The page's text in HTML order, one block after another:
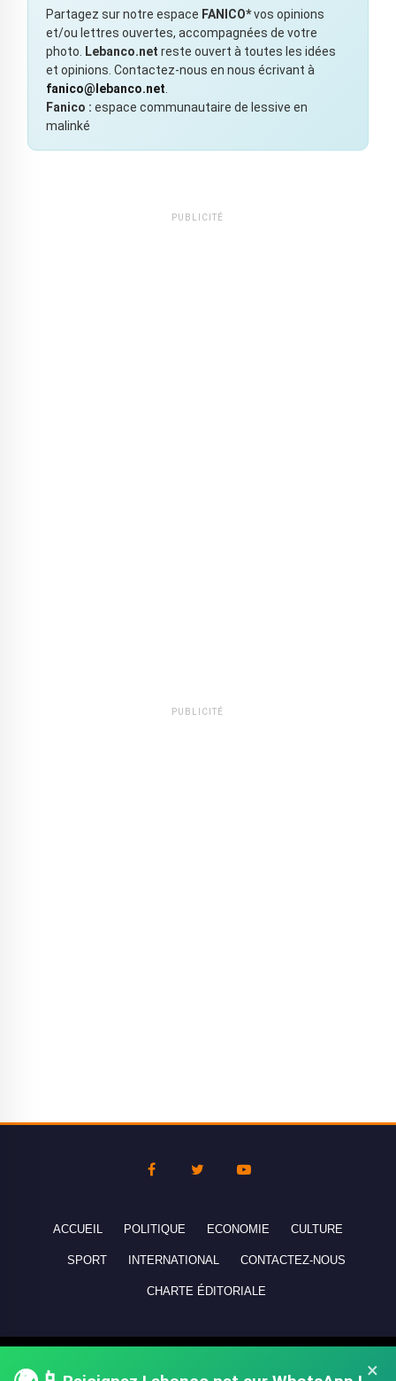
Partagez sur notre espace FANICO*vos opinions
et/ou lettres ouvertes, accompagnées de votre
photo.
Lebanco.net reste ouvert à toutes les idées
et opinions. Contactez-nous en nous écrivant à
fanico@lebanco.net
Fanico : espace communautaire de lessive en
malinké
PUBLICITÉ
PUBLICITÉ
×
ACCUEIL POLITIQUE ECONOMIE CULTURE
SPORT INTERNATIONAL CONTACTEZ-NOUS
CHARTE ÉDITORIALE
réservés - All rights reserved.